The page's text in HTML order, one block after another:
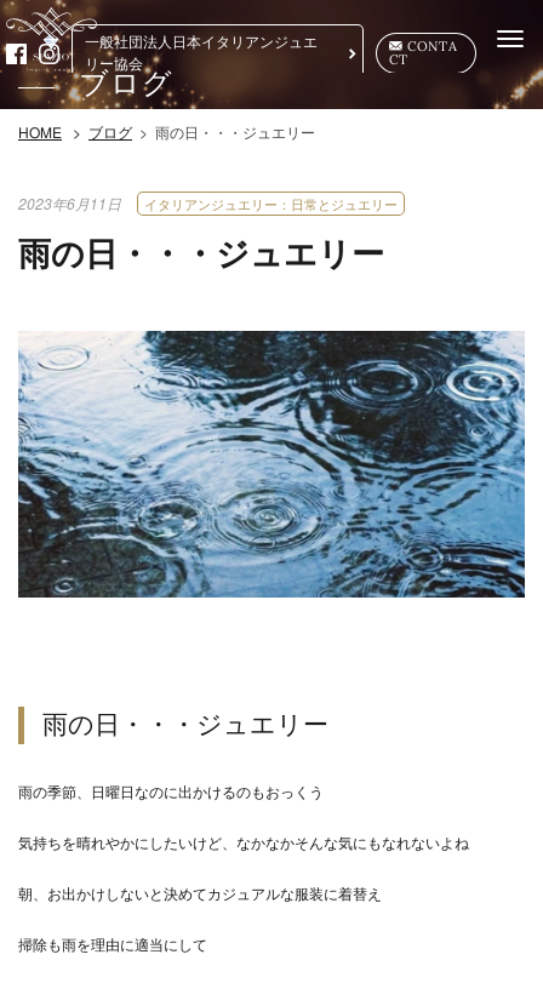
一般社団法人日本イタリアンジュエ
リー協会
CONTA
CT
ブログ
HOME ブログ 雨の日・・・ジュエリー
2023年6月11日 イタリアンジュエリー：日常とジュエリー
雨の日・・・ジュエリー
雨の日・・・ジュエリー
雨の季節、日曜日なのに出かけるのもおっくう
気持ちを晴れやかにしたいけど、なかなかそんな気にもなれないよね
朝、お出かけしないと決めてカジュアルな服装に着替え
掃除も雨を理由に適当にして